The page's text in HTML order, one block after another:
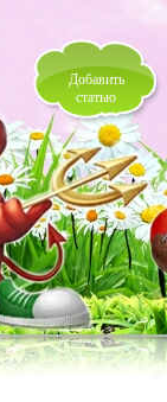
Добавить
статью